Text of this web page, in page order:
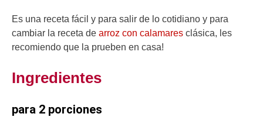
Es una receta fácil y para salir de lo cotidiano y para
cambiar la receta de arroz con calamares clásica, les
recomiendo que la prueben en casa!
Ingredientes
para 2 porciones